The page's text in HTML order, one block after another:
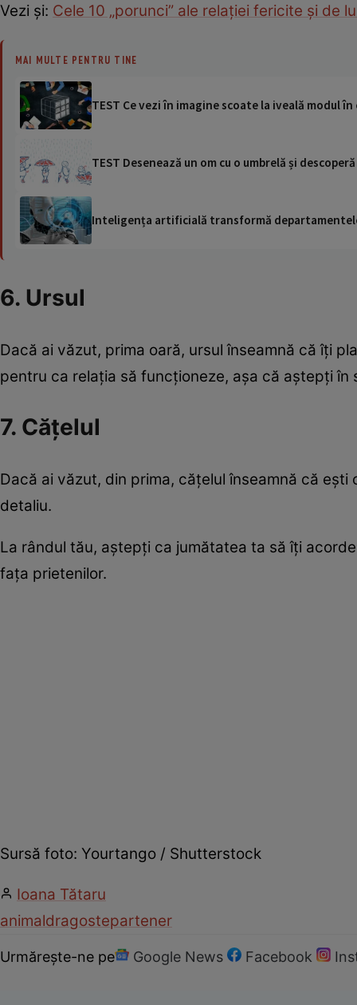
Vezi și: Cele 10 „porunci” ale relației fericite și de
MAI MULTE PENTRU TINE
TEST Ce vezi în imagine scoate la iveală modul
TEST Desenează un om cu o umbrelă și
Inteligența artificială transformă
6. Ursul
Dacă ai văzut, prima oară, ursul înseamnă că îți
pentru ca relația să funcționeze, așa că aștepți
7. Cățelul
Dacă ai văzut, din prima, cățelul înseamnă că
detaliu.
La rândul tău, aștepți ca jumătatea ta să îți
fața prietenilor.
Sursă foto: Yourtango / Shutterstock
Ioana Tătaru
animaldragostepartener
Urmărește-ne pe Google News Facebook